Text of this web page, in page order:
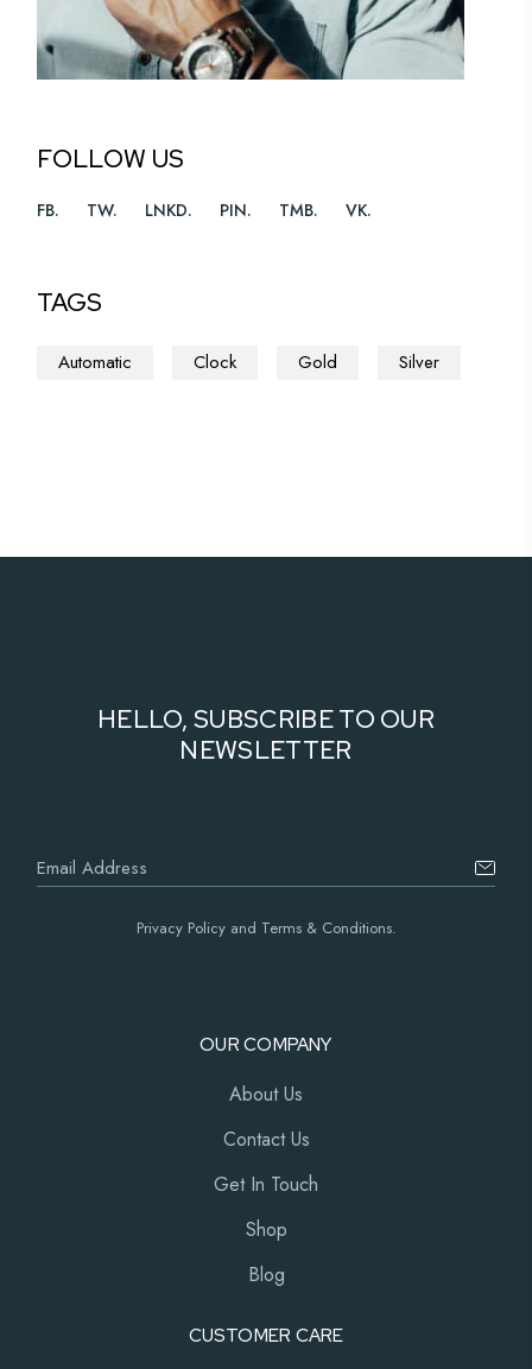
FOLLOW US
FB TW LNKD PIN TMB VK
TAGS
Automatic Clock Gold Silver
HELLO, SUBSCRIBE TO OUR
NEWSLETTER
Privacy Policy and Terms & Conditions.
OUR COMPANY
About Us
Contact Us
Get In Touch
Shop
Blog
CUSTOMER CARE